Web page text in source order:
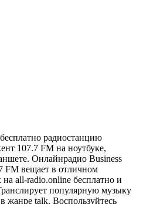
радиостанцию
107.7 FM на ноутбуке,
Онлайнрадио Business
вещает в отличном
на all-radio.online бесплатно и
популярную музыку
жанре talk. Воспользуйтесь